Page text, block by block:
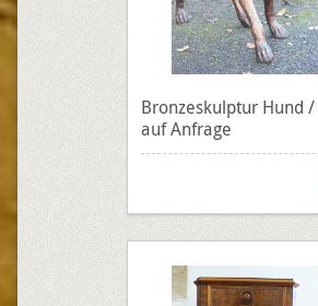
Bronzeskulptur Hund
auf Anfrage